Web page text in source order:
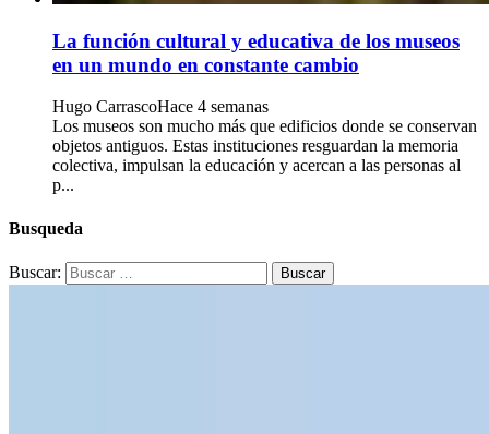
La función cultural y educativa de los museos
en un mundo en constante cambio
Hugo CarrascoHace 4 semanas
Los museos son mucho más que edificios donde se conservan
objetos antiguos. Estas instituciones resguardan la memoria
colectiva, impulsan la educación y acercan a las personas al
p...
Busqueda
Buscar: